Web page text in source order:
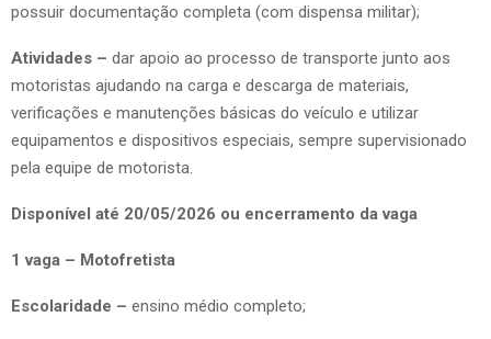
possuir documentação completa (com dispensa militar);
Atividades – dar apoio ao processo de transporte junto aos
motoristas ajudando na carga e descarga de materiais,
verificações e manutenções básicas do veículo e utilizar
equipamentos e dispositivos especiais, sempre supervisionado
pela equipe de motorista.
Disponível até 20/05/2026 ou encerramento da vaga
1 vaga – Motofretista
Escolaridade – ensino médio completo;